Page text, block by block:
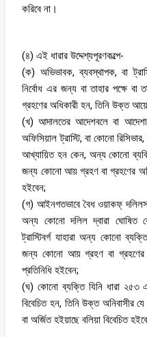
করিবে না।
(৪) এই ধারার উদ্দেশ্যপূরণকল্পে-
(ক) অভিভাবক, ব্যবস্থাপক, বা
নির্বোধ এর জন্য বা তাহার পক্ষে
গ্রহণের অধিকারী হন, তিনি উক্ত
(খ) আদালতের আদেশবলে বা
অফিসিয়াল ট্রাস্টি, বা কোনো
আখ্যায়িত হন কেন, অন্য কোনো
জন্য কোনো আয় গ্রহণ বা গ্রহণের
হইবেন;
(গ) আইনগতভাবে বৈধ ওয়াকফ্
অন্য কোনো দলিল দ্বারা ঘোষিত
ট্রাস্টিবর্গ যাহারা অন্য কোনো
জন্য কোনো আয় গ্রহণ বা গ্রহণের
প্রতিনিধি হইবেন;
(ঘ) কোনো ব্যক্তি যিনি ধারা ২৫৩
বিবেচিত হন, তিনি উক্ত অনিবাসীর
বা অর্জিত হইয়াছে বলিয়া বিবেচিত